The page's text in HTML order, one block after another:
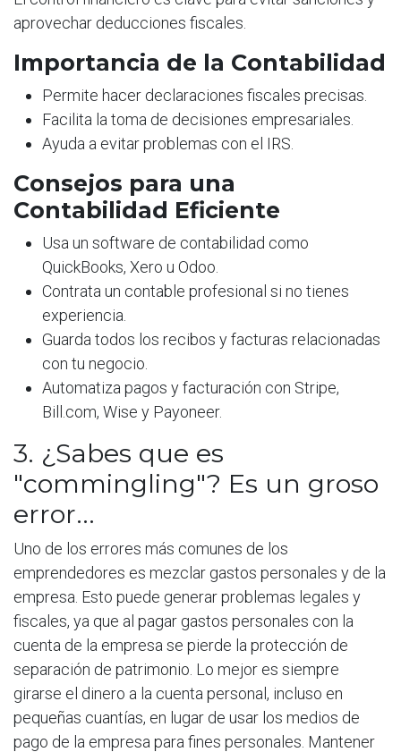
aprovechar deducciones fiscales.
Importancia de la Contabilidad
Permite hacer declaraciones fiscales precisas.
Facilita la toma de decisiones empresariales.
Ayuda a evitar problemas con el IRS.
Consejos para una
Contabilidad Eficiente
Usa un software de contabilidad como
QuickBooks, Xero u Odoo.
Contrata un contable profesional si no tienes
experiencia.
Guarda todos los recibos y facturas relacionadas
con tu negocio.
Automatiza pagos y facturación con Stripe,
Bill.com, Wise y Payoneer.
3. ¿Sabes que es
"commingling"? Es un groso
error...
Uno de los errores más comunes de los
emprendedores es mezclar gastos personales y de la
empresa. Esto puede generar problemas legales y
fiscales, ya que al pagar gastos personales con la
cuenta de la empresa se pierde la protección de
separación de patrimonio. Lo mejor es siempre
girarse el dinero a la cuenta personal, incluso en
pequeñas cuantías, en lugar de usar los medios de
pago de la empresa para fines personales. Mantener